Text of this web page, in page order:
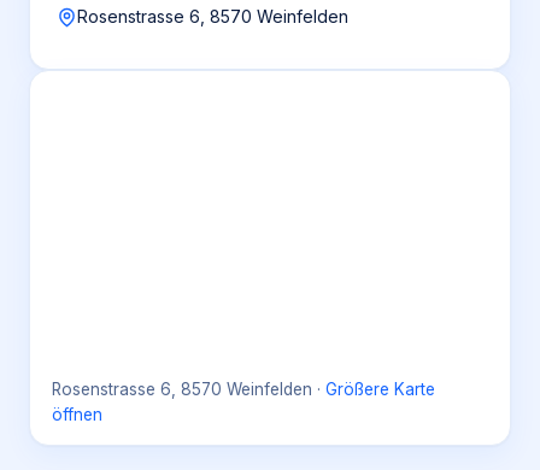
Rosenstrasse 6, 8570 Weinfelden
Rosenstrasse 6, 8570 Weinfelden · Größere Karte
öffnen